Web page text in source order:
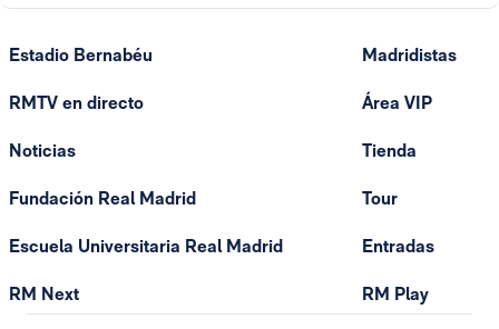
Estadio Bernabéu
RMTV en directo
Noticias
Fundación Real Madrid
Escuela Universitaria Real Madrid
RM Next
Madridistas
Área VIP
Tienda
Tour
Entradas
RM Play